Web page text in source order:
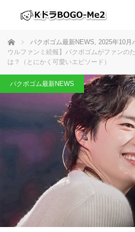
ホーム パクボゴム最新NEWS, 2025年10月
ウルファンミ続報】パクボゴムがファンの
は？（とにかく可愛いエピソード）
パクボゴム最新NEWS